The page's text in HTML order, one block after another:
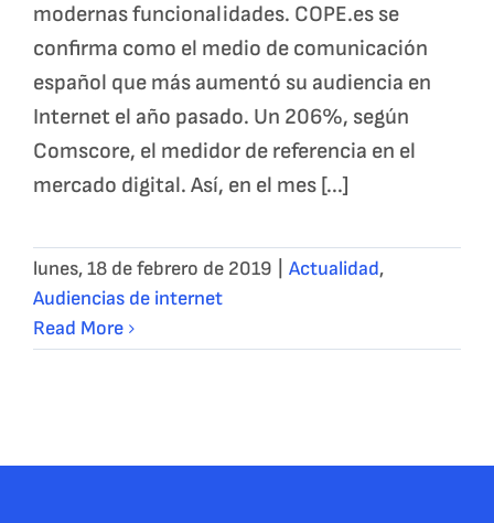
modernas funcionalidades. COPE.es se
confirma como el medio de comunicación
español que más aumentó su audiencia en
Internet el año pasado. Un 206%, según
Comscore, el medidor de referencia en el
mercado digital. Así, en el mes [...]
lunes, 18 de febrero de 2019 Actualidad,
Audiencias de internet
Read More